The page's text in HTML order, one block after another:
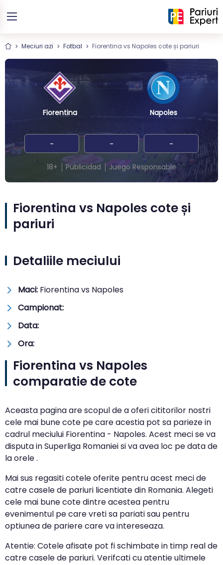
Meciuri azi Fotbal Fiorentina vs Napoles cote și pariuri
Fiorentina Napoles
- - -
18+ Publicidad Juego Responsable
Fiorentina vs Napoles cote și
pariuri
Detaliile meciului
Maci: Fiorentina vs Napoles
Campionat:
Data:
Ora:
Fiorentina vs Napoles
comparatie de cote
Aceasta pagina are scopul de a oferi cititorilor nostri
cele mai bune cote pe care acestia pot sa parieze in
cadrul meciului Fiorentina - Napoles. Acest meci se va
disputa in Superliga Romaniei si va avea loc pe data de
la orele .
Mai sus regasiti cotele oferite pentru acest meci de
catre casele de pariuri licentiate din Romania. Alegeti
cele mai bune cote dintre acestea pentru
evenimentul pe care vreti sa pariati sau pentru
optiunea de pariere care va intereseaza.
Atentie: Cotele afisate pot fi schimbate in timp real de
catre casele de pariuri. Verifcati cu atentie ultimele